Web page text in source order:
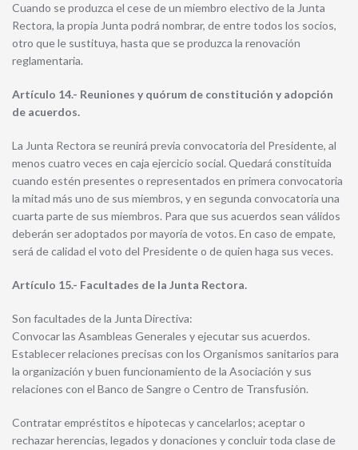
Cuando se produzca el cese de un miembro electivo de la Junta
Rectora, la propia Junta podrá nombrar, de entre todos los socios,
otro que le sustituya, hasta que se produzca la renovación
reglamentaria.
Artículo 14.- Reuniones y quórum de constitución y adopción
de acuerdos.
La Junta Rectora se reunirá previa convocatoria del Presidente, al
menos cuatro veces en caja ejercicio social. Quedará constituida
cuando estén presentes o representados en primera convocatoria
la mitad más uno de sus miembros, y en segunda convocatoria una
cuarta parte de sus miembros. Para que sus acuerdos sean válidos
deberán ser adoptados por mayoría de votos. En caso de empate,
será de calidad el voto del Presidente o de quien haga sus veces.
Artículo 15.- Facultades de la Junta Rectora.
Son facultades de la Junta Directiva:
Convocar las Asambleas Generales y ejecutar sus acuerdos.
Establecer relaciones precisas con los Organismos sanitarios para
la organización y buen funcionamiento de la Asociación y sus
relaciones con el Banco de Sangre o Centro de Transfusión.
Contratar empréstitos e hipotecas y cancelarlos; aceptar o
rechazar herencias, legados y donaciones y concluir toda clase de